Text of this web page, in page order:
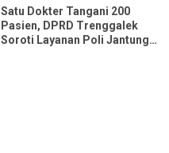
Satu Dokter Tangani 200
Pasien, DPRD Trenggalek
Soroti Layanan Poli Jantung